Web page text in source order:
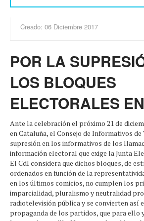
Creado: 06 Diciembre 2017
POR LA
LOS BLOQUES
ELECTORALES
Ante la celebración el próximo 21 de
en Cataluña, el Consejo de Informativos
supresión en los informativos de los
información electoral que exige la Junta
El CdI considera que dichos bloques, de
ordenados en función de la
en los últimos comicios, no cumplen los
imparcialidad, pluralismo y neutralidad
radiotelevisión pública y se convierten así
propaganda de los partidos, que para ello